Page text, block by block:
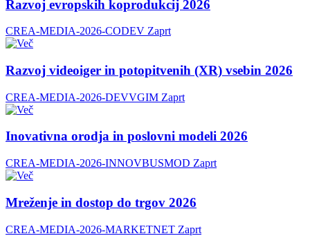
Razvoj evropskih koprodukcij 2026
CREA-MEDIA-2026-CODEV Zaprt
Razvoj videoiger in potopitvenih (XR) vsebin 2026
CREA-MEDIA-2026-DEVVGIM Zaprt
Inovativna orodja in poslovni modeli 2026
CREA-MEDIA-2026-INNOVBUSMOD Zaprt
Mreženje in dostop do trgov 2026
CREA-MEDIA-2026-MARKETNET Zaprt